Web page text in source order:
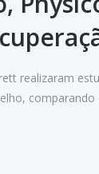
realizaram